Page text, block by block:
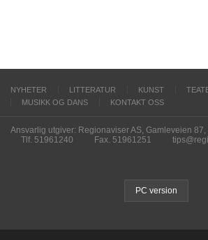
NYHETER LITTERATUR KUNST
MUSIKK OG DANS
KONTAKT OSS
Ansvarlig utgiver: Regionaviser AS, Gamleveien
Tlf. 51961240
Fax. 51961251
PC version